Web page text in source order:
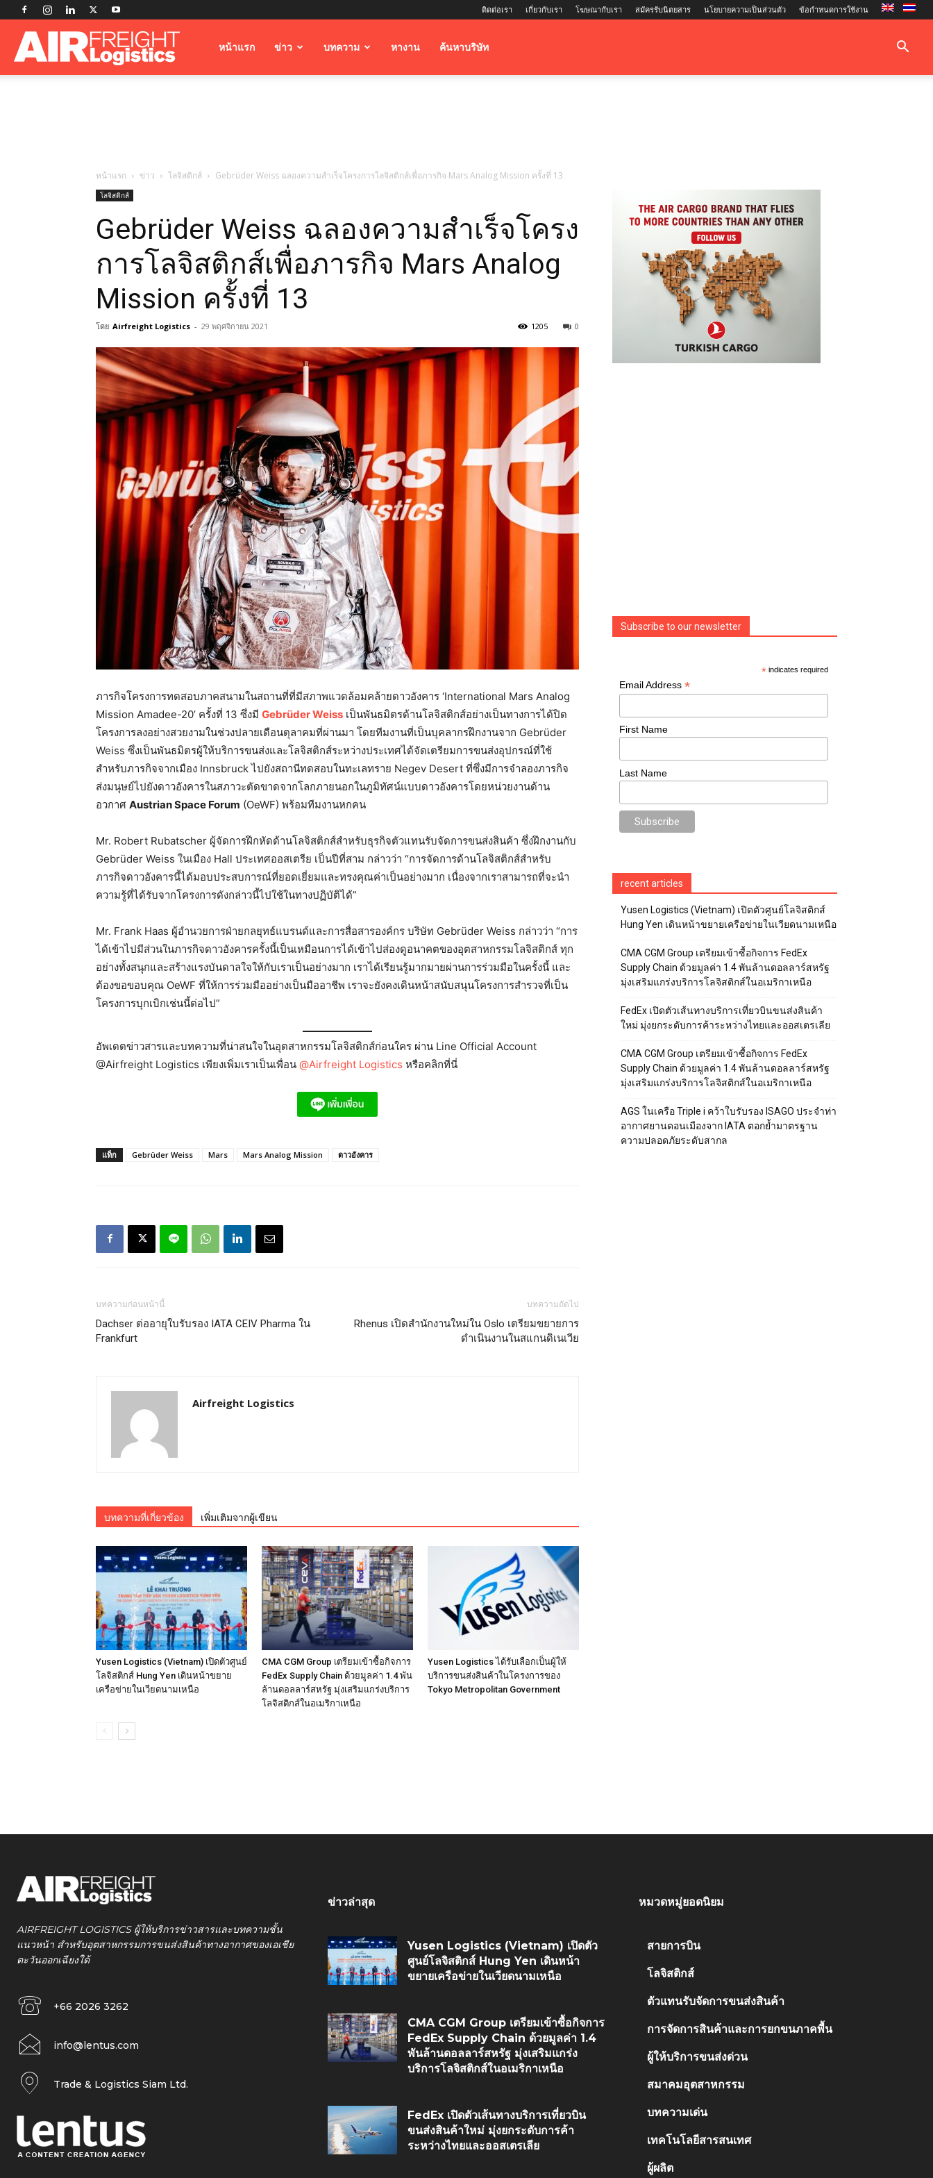
ติดต่อเรา เกี่ยวกับเรา โฆษณากับเรา สมัครรับนิตยสาร นโยบายความเป็นส่วนตัว ข้อกำหนดการใช้งาน
Airfreightหน้าแรก ข่าว บทความ หางาน ค้นหาบริษัท
หน้าแรก ข่าว โลจิสติกส์ Gebrüder Weiss ฉลองความสำเร็จโครงการโลจิสติกส์เพื่อภารกิจ Mars Analog Mission ครั้งที่ 13
โลจิสติกส์
Gebrüder Weiss ฉลองความสำเร็จโครง
การโลจิสติกส์เพื่อภารกิจ Mars Analog
Mission ครั้งที่ 13
โดย Airfreight Logistics - 29 พฤศจิกายน 2021 0
1205
ภารกิจโครงการทดสอบภาคสนามในสถานที่ที่มีสภาพแวดล้อมคล้ายดาวอังคาร ‘International Mars Analog
Mission Amadee-20’ ครั้งที่ 13 ซึ่งมี Gebrüder Weiss เป็นพันธมิตรด้านโลจิสติกส์อย่างเป็นทางการได้ปิด
โครงการลงอย่างสวยงามในช่วงปลายเดือนตุลาคมที่ผ่านมา โดยทีมงานที่เป็นบุคลากรฝึกงานจาก Gebrüder
Weiss ซึ่งเป็นพันธมิตรผู้ให้บริการขนส่งและโลจิสติกส์ระหว่างประเทศได้จัดเตรียมการขนส่งอุปกรณ์ที่ใช้
สำหรับภารกิจจากเมือง Innsbruck ไปยังสถานีทดสอบในทะเลทราย Negev Desert ที่ซึ่งมีการจำลองภารกิจ
ส่งมนุษย์ไปยังดาวอังคารในสภาวะตัดขาดจากโลกภายนอกในภูมิทัศน์แบบดาวอังคารโดยหน่วยงานด้าน
อวกาศ Austrian Space Forum (OeWF) พร้อมทีมงานหกคน
Mr. Robert Rubatscher ผู้จัดการฝึกหัดด้านโลจิสติกส์สำหรับธุรกิจตัวแทนรับจัดการขนส่งสินค้า ซึ่งฝึกงานกับ
Gebrüder Weiss ในเมือง Hall ประเทศออสเตรีย เป็นปีที่สาม กล่าวว่า “การจัดการด้านโลจิสติกส์สำหรับ
ภารกิจดาวอังคารนี้ได้มอบประสบการณ์ที่ยอดเยี่ยมและทรงคุณค่าเป็นอย่างมาก เนื่องจากเราสามารถที่จะนำ
ความรู้ที่ได้รับจากโครงการดังกล่าวนี้ไปใช้ในทางปฏิบัติได้”
Mr. Frank Haas ผู้อำนวยการฝ่ายกลยุทธ์แบรนด์และการสื่อสารองค์กร บริษัท Gebrüder Weiss กล่าวว่า “การ
ได้เข้าไปมีส่วนในภารกิจดาวอังคารครั้งนี้เป็นเหมือนการได้เข้าไปส่องดูอนาคตของอุตสาหกรรมโลจิสติกส์ ทุก
อย่างทั้งสนุกและสร้างแรงบันดาลใจให้กับเราเป็นอย่างมาก เราได้เรียนรู้มากมายผ่านการร่วมมือในครั้งนี้ และ
ต้องขอขอบคุณ OeWF ที่ให้การร่วมมืออย่างเป็นมืออาชีพ เราจะยังคงเดินหน้าสนับสนุนโครงการสำรวจที่เป็น
โครงการบุกเบิกเช่นนี้ต่อไป”
อัพเดตข่าวสารและบทความที่น่าสนใจในอุตสาหกรรมโลจิสติกส์ก่อนใคร ผ่าน Line Official Account
@Airfreight Logistics เพียงเพิ่มเราเป็นเพื่อน @Airfreight Logistics หรือคลิกที่นี่
แท็ก Gebrüder Weiss Mars Mars Analog Mission ดาวอังคาร
บทความก่อนหน้านี้
Dachser ต่ออายุใบรับรอง IATA CEIV Pharma ใน
Frankfurt
บทความถัดไป
Rhenus เปิดสำนักงานใหม่ใน Oslo เตรียมขยายการ
ดำเนินงานในสแกนดิเนเวีย
Airfreight Logistics
บทความที่เกี่ยวข้อง เพิ่มเติมจากผู้เขียน
Yusen Logistics (Vietnam) เปิดตัวศูนย์
โลจิสติกส์ Hung Yen เดินหน้าขยาย
เครือข่ายในเวียดนามเหนือ
CMA CGM Group เตรียมเข้าซื้อกิจการ
FedEx Supply Chain ด้วยมูลค่า 1.4 พัน
ล้านดอลลาร์สหรัฐ มุ่งเสริมแกร่งบริการ
โลจิสติกส์ในอเมริกาเหนือ
Yusen Logistics ได้รับเลือกเป็นผู้ให้
บริการขนส่งสินค้าในโครงการของ
Tokyo Metropolitan Government
Subscribe to our newsletter
* indicates required
Email Address *
First Name
Last Name
recent articles
Yusen Logistics (Vietnam) เปิดตัวศูนย์โลจิสติกส์
Hung Yen เดินหน้าขยายเครือข่ายในเวียดนามเหนือ
CMA CGM Group เตรียมเข้าซื้อกิจการ FedEx
Supply Chain ด้วยมูลค่า 1.4 พันล้านดอลลาร์สหรัฐ
มุ่งเสริมแกร่งบริการโลจิสติกส์ในอเมริกาเหนือ
FedEx เปิดตัวเส้นทางบริการเที่ยวบินขนส่งสินค้า
ใหม่ มุ่งยกระดับการค้าระหว่างไทยและออสเตรเลีย
CMA CGM Group เตรียมเข้าซื้อกิจการ FedEx
Supply Chain ด้วยมูลค่า 1.4 พันล้านดอลลาร์สหรัฐ
มุ่งเสริมแกร่งบริการโลจิสติกส์ในอเมริกาเหนือ
AGS ในเครือ Triple i คว้าใบรับรอง ISAGO ประจำท่า
อากาศยานดอนเมืองจาก IATA ตอกย้ำมาตรฐาน
ความปลอดภัยระดับสากล
AIRFREIGHT LOGISTICS ผู้ให้บริการข่าวสารและบทความชั้น
แนวหน้า สำหรับอุตสาหกรรมการขนส่งสินค้าทางอากาศของเอเชีย
ตะวันออกเฉียงใต้
+66 2026 3262
info@lentus.com
Trade & Logistics Siam Ltd.
ข่าวล่าสุด
Yusen Logistics (Vietnam) เปิดตัว
ศูนย์โลจิสติกส์ Hung Yen เดินหน้า
ขยายเครือข่ายในเวียดนามเหนือ
CMA CGM Group เตรียมเข้าซื้อกิจการ
FedEx Supply Chain ด้วยมูลค่า 1.4
พันล้านดอลลาร์สหรัฐ มุ่งเสริมแกร่ง
บริการโลจิสติกส์ในอเมริกาเหนือ
FedEx เปิดตัวเส้นทางบริการเที่ยวบิน
ขนส่งสินค้าใหม่ มุ่งยกระดับการค้า
ระหว่างไทยและออสเตรเลีย
หมวดหมู่ยอดนิยม
สายการบิน
โลจิสติกส์
ตัวแทนรับจัดการขนส่งสินค้า
การจัดการสินค้าและการยกขนภาคพื้น
ผู้ให้บริการขนส่งด่วน
สมาคมอุตสาหกรรม
บทความเด่น
เทคโนโลยีสารสนเทศ
ผู้ผลิต